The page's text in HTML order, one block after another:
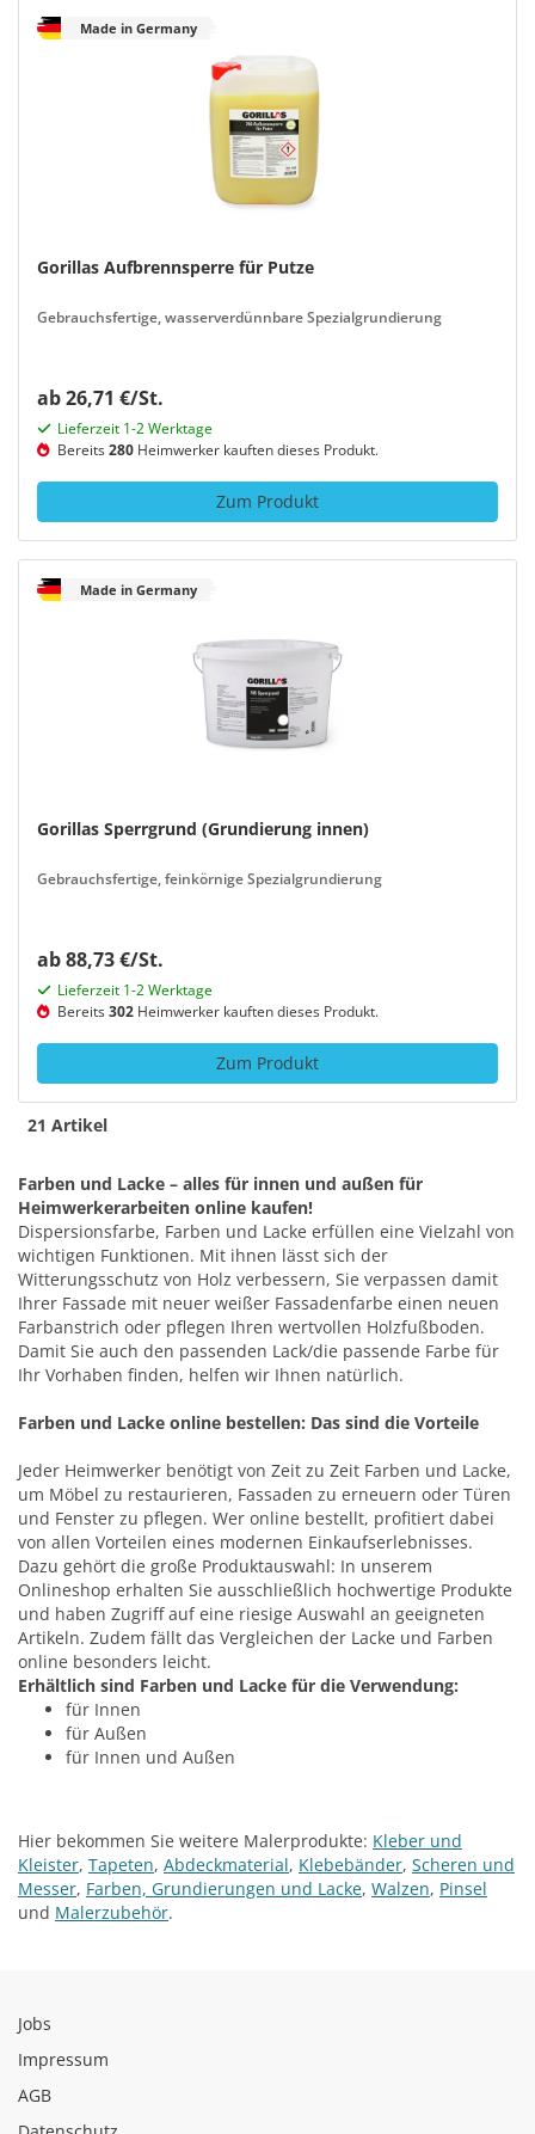
Made in Germany
Gorillas Aufbrennsperre für Putze
Gebrauchsfertige, wasserverdünnbare Spezialgrundierung
ab 26,71 €/St.
Lieferzeit 1-2 Werktage
Bereits280 Heimwerker kauften dieses Produkt.
Zum Produkt
Made in Germany
Gorillas Sperrgrund (Grundierung innen)
Gebrauchsfertige, feinkörnige Spezialgrundierung
ab 88,73 €/St.
Lieferzeit 1-2 Werktage
Bereits302 Heimwerker kauften dieses Produkt.
Zum Produkt
21 Artikel
Farben und Lacke – alles für innen und außen für
Heimwerkerarbeiten online kaufen!
Dispersionsfarbe, Farben und Lacke erfüllen eine Vielzahl von
wichtigen Funktionen. Mit ihnen lässt sich der
Witterungsschutz von Holz verbessern, Sie verpassen damit
Ihrer Fassade mit neuer weißer Fassadenfarbe einen neuen
Farbanstrich oder pflegen Ihren wertvollen Holzfußboden.
Damit Sie auch den passenden Lack/die passende Farbe für
Ihr Vorhaben finden, helfen wir Ihnen natürlich.
Farben und Lacke online bestellen: Das sind die Vorteile
Jeder Heimwerker benötigt von Zeit zu Zeit Farben und Lacke,
um Möbel zu restaurieren, Fassaden zu erneuern oder Türen
und Fenster zu pflegen. Wer online bestellt, profitiert dabei
von allen Vorteilen eines modernen Einkaufserlebnisses.
Dazu gehört die große Produktauswahl: In unserem
Onlineshop erhalten Sie ausschließlich hochwertige Produkte
und haben Zugriff auf eine riesige Auswahl an geeigneten
Artikeln. Zudem fällt das Vergleichen der Lacke und Farben
online besonders leicht.
Erhältlich sind Farben und Lacke für die Verwendung:
für Innen
für Außen
für Innen und Außen
Hier bekommen Sie weitere Malerprodukte: Kleber und
Kleister, Tapeten, Abdeckmaterial, Klebebänder, Scheren und
Messer, Farben, Grundierungen und Lacke, Walzen, Pinsel
und Malerzubehör.
Jobs
Impressum
AGB